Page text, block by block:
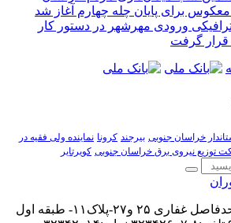
برای پایان چله چهارم آغاز شد
ورودی مهرشهر در دستور کار
قرار گرفت
خراسان جنوبی بیرجند کرونا نماینده ولی فقیه در
توزیع نیروی برق خراسان جنوبی کویرتایر
بیرجند- خیابان غفاری،حدفاصل غفاری ۲۵ و۲۷-پلاک۱۱- طبقه اول